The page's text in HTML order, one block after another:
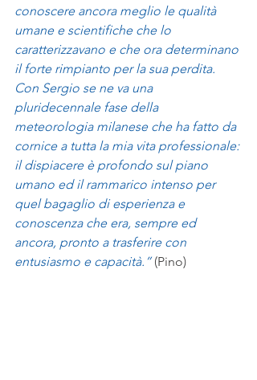
conoscere ancora meglio le qualità
umane e scientifiche che lo
caratterizzavano e che ora determinano
il forte rimpianto per la sua perdita.
Con Sergio se ne va una
pluridecennale fase della
meteorologia milanese che ha fatto da
cornice a tutta la mia vita professionale:
il dispiacere è profondo sul piano
umano ed il rammarico intenso per
quel bagaglio di esperienza e
conoscenza che era, sempre ed
ancora, pronto a trasferire con
entusiasmo e capacità.” (Pino)